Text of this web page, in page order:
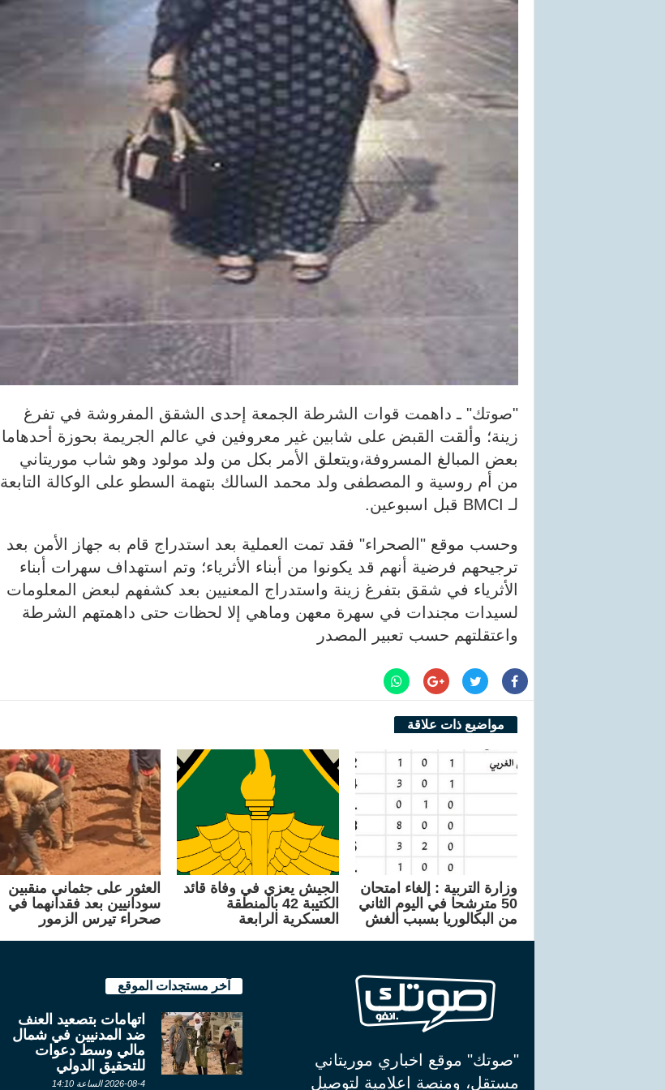
"صوتك" ـ داهمت قوات الشرطة الجمعة إحدى الشقق المفروشة في تفرغ
زينة؛ وألقت القبض على شابين غير معروفين في عالم الجريمة بحوزة أحدهاما
بعض المبالغ المسروفة،ويتعلق الأمر بكل من ولد مولود وهو شاب موريتاني
من أم روسية و المصطفى ولد محمد السالك بتهمة السطو على الوكالة التابعة
لـ BMCI قبل اسبوعين.
وحسب موقع "الصحراء" فقد تمت العملية بعد استدراج قام به جهاز الأمن بعد
ترجيحهم فرضية أنهم قد يكونوا من أبناء الأثرياء؛ وتم استهداف سهرات أبناء
الأثرياء في شقق بتفرغ زينة واستدراج المعنيين بعد كشفهم لبعض المعلومات
لسيدات مجندات في سهرة معهن وماهي إلا لحظات حتى داهمتهم الشرطة
واعتقلتهم حسب تعبير المصدر
مواضيع ذات علاقة
وزارة التربية : إلغاء امتحان
50 مترشحا في اليوم الثاني
من البكالوريا بسبب الغش
الجيش يعزي في وفاة قائد
الكتيبة 42 بالمنطقة
العسكرية الرابعة
العثور على جثماني منقبين
سودانيين بعد فقدانهما في
صحراء تيرس الزمور
"صوتك" موقع اخباري موريتاني
مستقل، ومنصة اعلامية لتوصيل
آخر مستجدات الموقع
اتهامات بتصعيد العنف
ضد المدنيين في شمال
مالي وسط دعوات
للتحقيق الدولي
2026-08-4 الساعة 14:10